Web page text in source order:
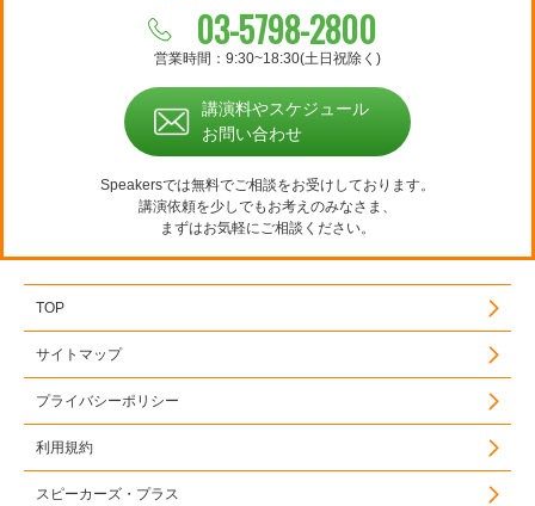
03-5798-2800
営業時間：9:30~18:30(土日祝除く)
講演料やスケジュール
お問い合わせ
Speakersでは無料でご相談をお受けしております。
講演依頼を少しでもお考えのみなさま、
まずはお気軽にご相談ください。
TOP
サイトマップ
プライバシーポリシー
利用規約
スピーカーズ・プラス